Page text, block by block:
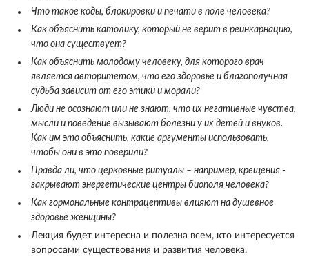
Что такое коды, блокировки и печати в поле человека?
Как объяснить католику, который не верит в реинкарнацию,
что она существует?
Как объяснить молодому человеку, для которого врач
является авторитетом, что его здоровье и благополучная
судьба зависит от его этики и морали?
Люди не осознают или не знают, что их негативные чувства,
мысли и поведение вызывают болезни у их детей и внуков.
Как им это объяснить, какие аргументы использовать,
чтобы они в это поверили?
Правда ли, что церковные ритуалы – например, крещения -
закрывают энергетические центры биополя человека?
Как гормональные контрацептивы влияют на душевное
здоровье женщины?
Лекция будет интересна и полезна всем, кто интересуется
вопросами существования и развития человека.